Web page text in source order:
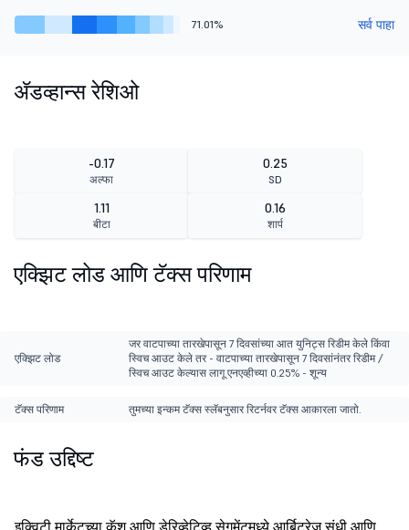
71.01% सर्व पाहा
ॲडव्हान्स रेशिओ
-0.17
अल्फा
0.25
SD
1.11
बीटा
0.16
शार्प
एक्झिट लोड आणि टॅक्स परिणाम
एक्झिट लोड
जर वाटपाच्या तारखेपासून 7 दिवसांच्या आत युनिट्स रिडीम केले किंवा
स्विच आउट केले तर - वाटपाच्या तारखेपासून 7 दिवसांनंतर रिडीम /
स्विच आउट केल्यास लागू एनएव्हीच्या 0.25% - शून्य
टॅक्स परिणाम तुमच्या इन्कम टॅक्स स्लॅबनुसार रिटर्नवर टॅक्स आकारला जातो.
फंड उद्दिष्ट